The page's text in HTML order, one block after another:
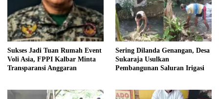
Sukses Jadi Tuan Rumah Event
Voli Asia, FPPI Kalbar Minta
Transparansi Anggaran
Sering Dilanda Genangan, Desa
Sukaraja Usulkan
Pembangunan Saluran Irigasi